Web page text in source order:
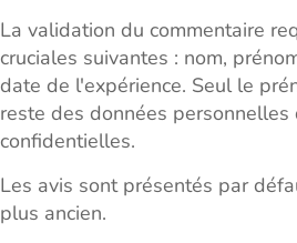
La validation du commentaire
cruciales suivantes : nom,
date de l'expérience. Seul le
reste des données personnelles
confidentielles.
Les avis sont présentés par
plus ancien.